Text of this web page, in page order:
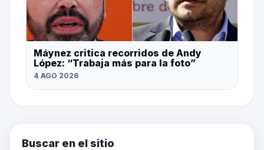
Máynez critica recorridos de Andy
López: “Trabaja más para la foto”
4 AGO 2026
Buscar en el sitio